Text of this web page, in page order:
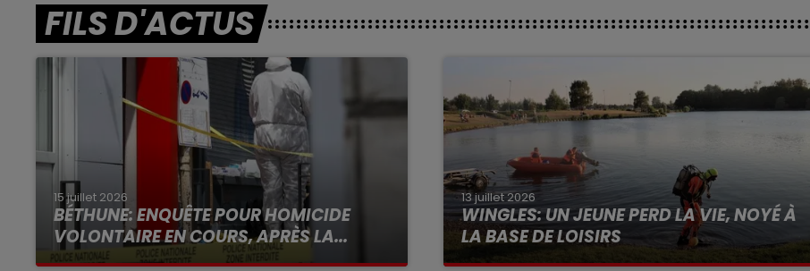
FILS D'ACTUS
15 juillet 2026
BÉTHUNE: ENQUÊTE POUR HOMICIDE
VOLONTAIRE EN COURS, APRÈS LA...
Selon les premiers éléments, le logement
13 juillet 2026
WINGLES: UN JEUNE PERD LA VIE, NOYÉ À
LA BASE DE LOISIRS
La victime a coulé à pic